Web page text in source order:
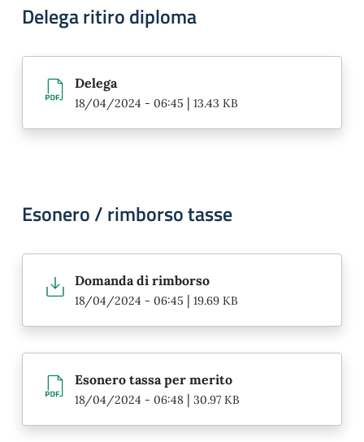
Delega ritiro diploma
Delega
18/04/2024 - 06:45 | 13.43 KB
Esonero / rimborso tasse
Domanda di rimborso
18/04/2024 - 06:45 | 19.69 KB
Esonero tassa per merito
18/04/2024 - 06:48 | 30.97 KB